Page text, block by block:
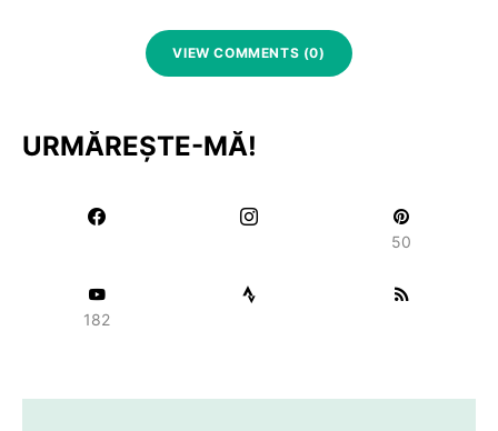
VIEW COMMENTS (0)
URMĂREȘTE-MĂ!
50
182